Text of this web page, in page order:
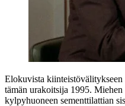
Elokuvista
tämän urakoitsija 1995.
kylpyhuoneen sementtilattian